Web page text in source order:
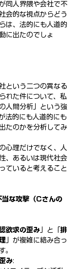
同人界隈や会社で不
会的な視点からどう
は、法的にも人道的
に出たのでしょ
という二つの異なる
れた件について、私
人間分析」という強
法的にも人道的にも
たのかを分析してみ
心理だけでなく、人
、あるいは現代社会
ていると考えること
な攻撃（Cさんの
欲求の歪み 」と「 排
」が複雑に絡み合っ
。
み: